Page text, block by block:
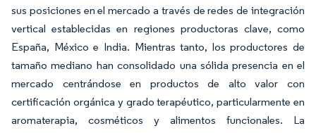
sus posiciones en el mercado a través de redes de integración
vertical establecidas en regiones productoras clave, como
España, México e India. Mientras tanto, los productores de
tamaño mediano han consolidado una sólida presencia en el
mercado centrándose en productos de alto valor con
certificación orgánica y grado terapéutico, particularmente en
aromaterapia, cosméticos y alimentos funcionales. La